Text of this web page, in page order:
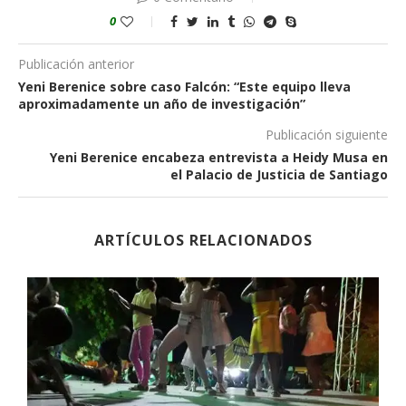
0
Publicación anterior
Yeni Berenice sobre caso Falcón: “Este equipo lleva
aproximadamente un año de investigación”
Publicación siguiente
Yeni Berenice encabeza entrevista a Heidy Musa en
el Palacio de Justicia de Santiago
ARTÍCULOS RELACIONADOS